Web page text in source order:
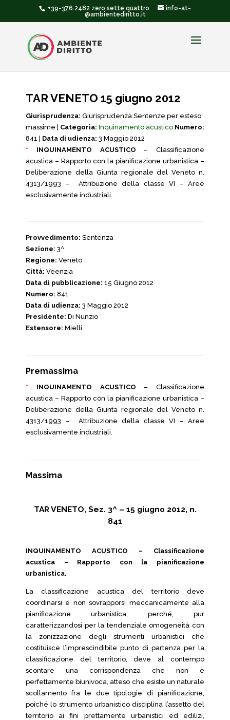
+39-376.2482 zero sette quattro
info-at-
@ambientediritto.it
TAR VENETO 15 giugno 2012
Giurisprudenza: Giurisprudenza Sentenze per esteso
massime | Categoria: Inquinamento acustico Numero:
841 | Data di udienza: 3 Maggio 2012
* INQUINAMENTO ACUSTICO – Classificazione
acustica – Rapporto con la pianificazione urbanistica –
Deliberazione della Giunta regionale del Veneto n.
4313/1993 – Attribuzione della classe VI – Aree
esclusivamente industriali.
Provvedimento: Sentenza
Sezione: 3^
Regione: Veneto
Città: Veenzia
Data di pubblicazione: 15 Giugno 2012
Numero: 841
Data di udienza: 3 Maggio 2012
Presidente: Di Nunzio
Estensore: Mielli
Premassima
* INQUINAMENTO ACUSTICO – Classificazione
acustica – Rapporto con la pianificazione urbanistica –
Deliberazione della Giunta regionale del Veneto n.
4313/1993 – Attribuzione della classe VI – Aree
esclusivamente industriali.
Massima
TAR VENETO, Sez. 3^ – 15 giugno 2012, n.
841
INQUINAMENTO ACUSTICO – Classificazione
acustica – Rapporto con la pianificazione
urbanistica.
La classificazione acustica del territorio deve
coordinarsi e non sovrapporsi meccanicamente alla
pianificazione urbanistica, perché, pur
caratterizzandosi per la tendenziale omogeneità con
la zonizzazione degli strumenti urbanistici che
costituisce l’imprescindibile punto di partenza per la
classificazione del territorio, deve al contempo
scontare una corrispondenza che non è
perfettamente biunivoca, atteso che esiste un naturale
scollamento fra le due tipologie di pianificazione,
poiché lo strumento urbanistico disciplina l’assetto del
territorio ai fini prettamente urbanistici ed edilizi,